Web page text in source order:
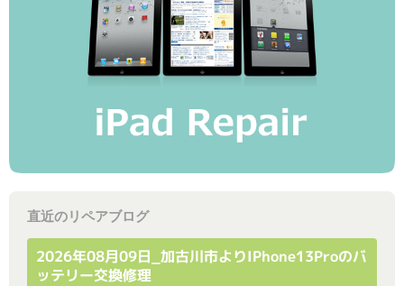
直近のリペアブログ
2026年08月09日_加古川市よりiPhone13Proのバ
ッテリー交換修理